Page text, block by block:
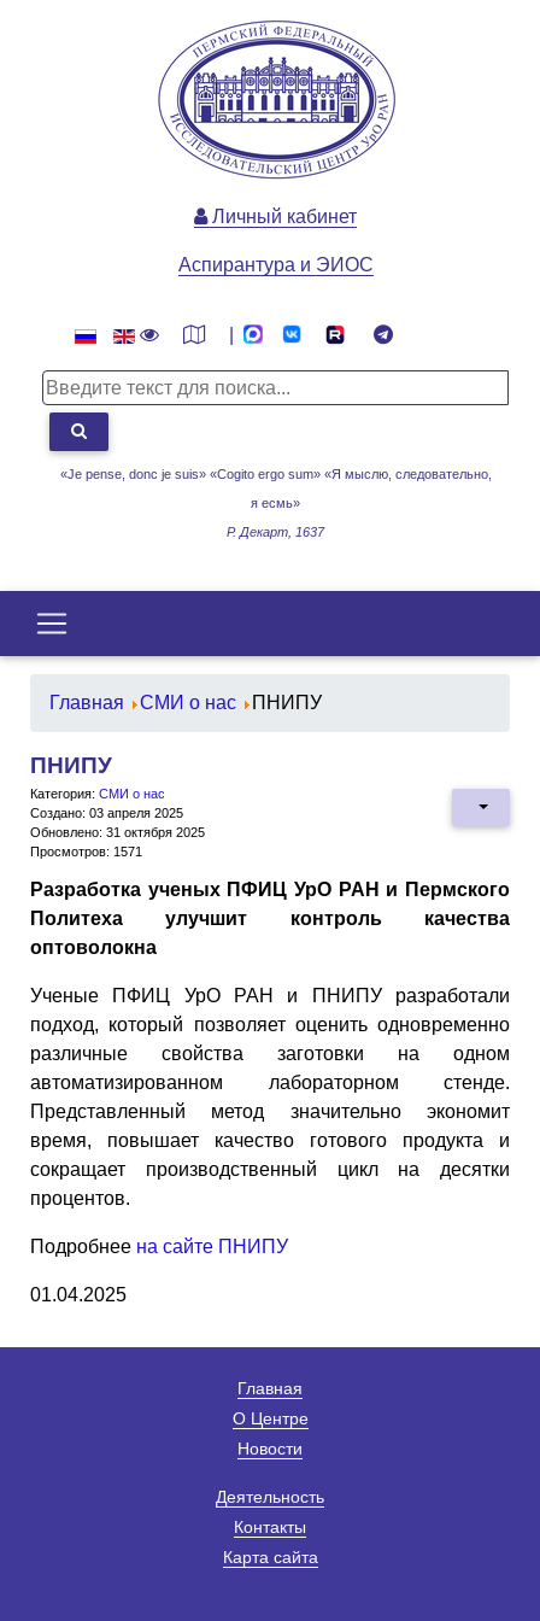
«Je pense, donc je suis» «Cogito ergo sum» «Я мыслю, следовательно,
я есмь»
Р. Декарт, 1637
Личный кабинет
Аспирантура и ЭИОС
Главная СМИ о нас ПНИПУ
ПНИПУ
Категория: СМИ о нас
Создано: 03 апреля 2025
Обновлено: 31 октября 2025
Просмотров: 1571
Разработка ученых ПФИЦ УрО РАН и Пермского
Политеха улучшит контроль качества
оптоволокна
Ученые ПФИЦ УрО РАН и ПНИПУ разработали
подход, который позволяет оценить одновременно
различные свойства заготовки на одном
автоматизированном лабораторном стенде.
Представленный метод значительно экономит
время, повышает качество готового продукта и
сокращает производственный цикл на десятки
процентов.
Подробнее на сайте ПНИПУ
01.04.2025
Главная
О Центре
Новости
Деятельность
Контакты
Карта сайта